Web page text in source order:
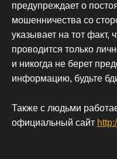
предупреждает о
мошенничества со
указывает на тот факт,
проводится только
и никогда не берет
информацию, будьте
Также с людьми
официальный сайт